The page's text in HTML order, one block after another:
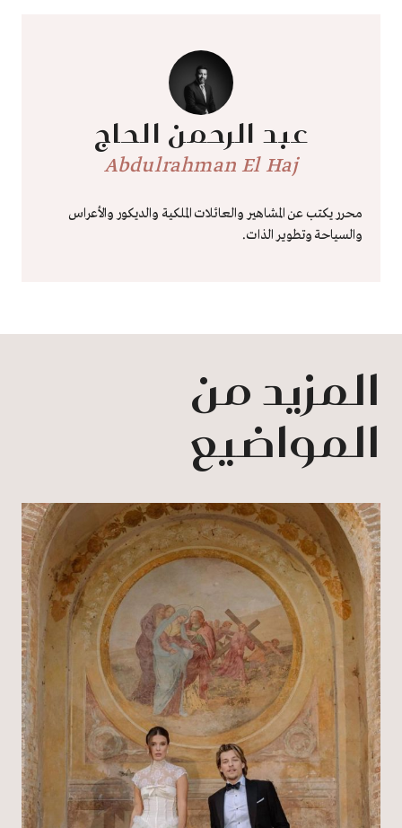
عبد الرحمن الحاج
Abdulrahman El Haj
محرر يكتب عن المشاهير والعائلات الملكية والديكور والأعراس
والسياحة وتطوير الذات.
المزيد من
المواضيع